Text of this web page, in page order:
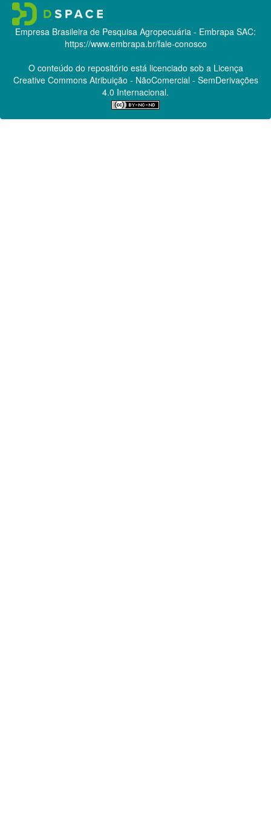
Empresa Brasileira de Pesquisa Agropecuária - Embrapa SAC:
https://www.embrapa.br/fale-conosco
O conteúdo do repositório está licenciado sob a Licença
Creative CommonsAtribuição - NãoComercial - SemDerivações
4.0 Internacional.